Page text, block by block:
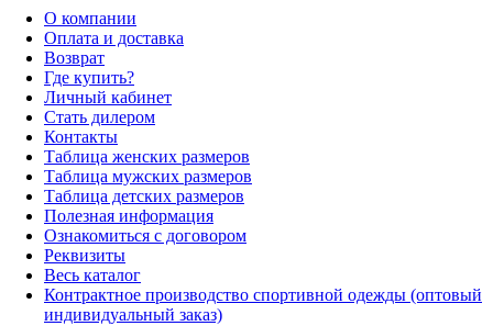
О компании
Оплата и доставка
Возврат
Где купить?
Личный кабинет
Стать дилером
Контакты
Таблица женских размеров
Таблица мужских размеров
Таблица детских размеров
Полезная информация
Ознакомиться с договором
Реквизиты
Весь каталог
Контрактное производство спортивной одежды (оптовый
индивидуальный заказ)